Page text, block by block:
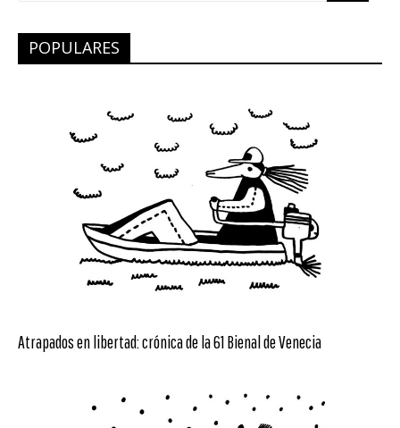
POPULARES
Atrapados en libertad: crónica de la 61 Bienal de Venecia